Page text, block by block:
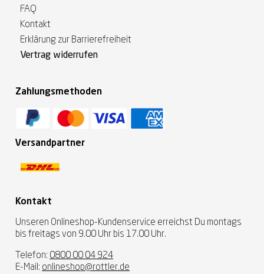
FAQ
Kontakt
Erklärung zur Barrierefreiheit
Vertrag widerrufen
Zahlungsmethoden
Versandpartner
Kontakt
Unseren Onlineshop-Kundenservice erreichst Du montags
bis freitags von 9.00 Uhr bis 17.00 Uhr.
Telefon: 0800 00 04 924
E-Mail: onlineshop@rottler.de